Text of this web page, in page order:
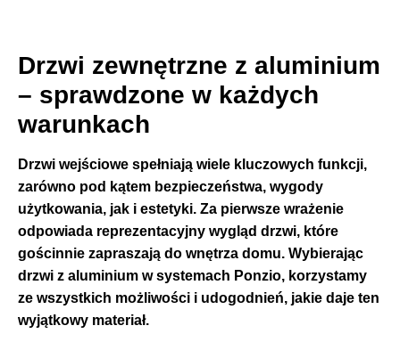
Drzwi zewnętrzne z aluminium
– sprawdzone w każdych
warunkach
Drzwi wejściowe spełniają wiele kluczowych funkcji,
zarówno pod kątem bezpieczeństwa, wygody
użytkowania, jak i estetyki. Za pierwsze wrażenie
odpowiada reprezentacyjny wygląd drzwi, które
gościnnie zapraszają do wnętrza domu. Wybierając
drzwi z aluminium w systemach Ponzio, korzystamy
ze wszystkich możliwości i udogodnień, jakie daje ten
wyjątkowy materiał.